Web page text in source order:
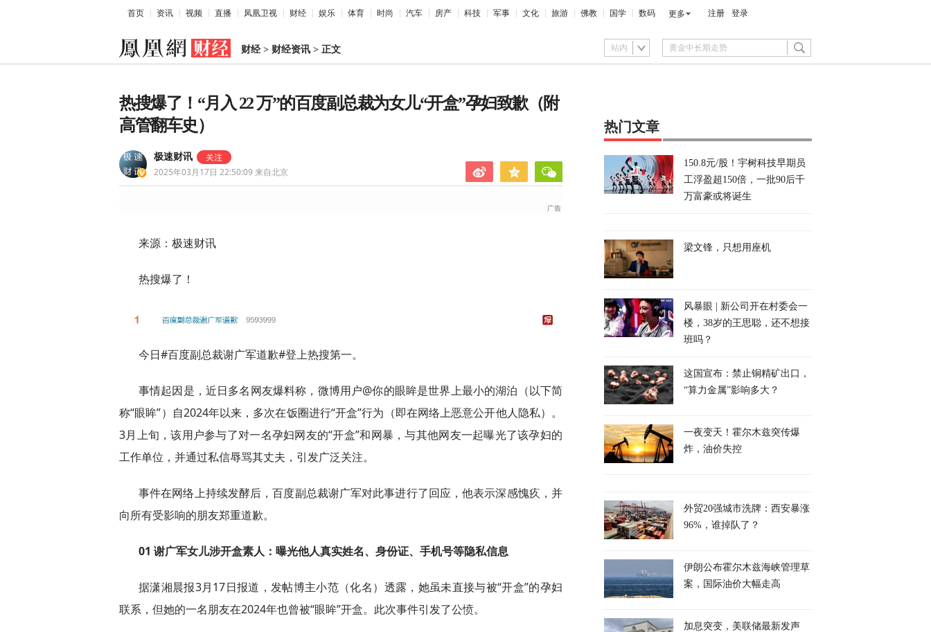
首页 资讯 视频 直播 凤凰卫视 财经 娱乐 体育 时尚 汽车 房产 科技 军事 文化 旅游 佛教 国学 数码 更多 注册 登录
财经> 财经资讯 > 正文 站内
热搜爆了！“月入 22 万”的百度副总裁为女儿“开盒”孕妇致歉（附
高管翻车史）
极速财讯
2025年03月17日 22:50:09 来自北京
来源：极速财讯
热搜爆了！
今日#百度副总裁谢广军道歉#登上热搜第一。
事情起因是，近日多名网友爆料称，微博用户@你的眼眸是世界上最小的湖泊（以下简
称“眼眸”）自2024年以来，多次在饭圈进行“开盒”行为（即在网络上恶意公开他人隐私）。
3月上旬，该用户参与了对一名孕妇网友的“开盒”和网暴，与其他网友一起曝光了该孕妇的
工作单位，并通过私信辱骂其丈夫，引发广泛关注。
事件在网络上持续发酵后，百度副总裁谢广军对此事进行了回应，他表示深感愧疚，并
向所有受影响的朋友郑重道歉。
01 谢广军女儿涉开盒素人：曝光他人真实姓名、身份证、手机号等隐私信息
据潇湘晨报3月17日报道，发帖博主小范（化名）透露，她虽未直接与被“开盒”的孕妇
联系，但她的一名朋友在2024年也曾被“眼眸”开盒。此次事件引发了公愤。
热门文章
150.8元/股！宇树科技早期员
工浮盈超150倍，一批90后千
万富豪或将诞生
梁文锋，只想用座机
风暴眼 | 新公司开在村委会一
楼，38岁的王思聪，还不想接
班吗？
这国宣布：禁止铜精矿出口，
“算力金属”影响多大？
一夜变天！霍尔木兹突传爆
炸，油价失控
外贸20强城市洗牌：西安暴涨
96%，谁掉队了？
伊朗公布霍尔木兹海峡管理草
案，国际油价大幅走高
加息突变，美联储最新发声